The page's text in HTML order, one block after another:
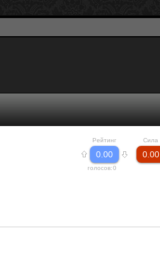
Сила
0.00
Рейтинг
0.00
голосов:0